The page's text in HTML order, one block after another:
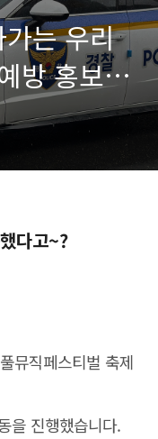
는 우리
방 홍보
다고~?
뮤직페스티벌 축제
을 진행했습니다.